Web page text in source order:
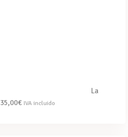
La
35,00€ IVA incluido